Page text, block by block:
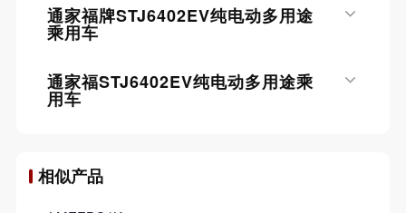
通家福牌STJ6402EV纯电动多用途
乘用车
通家福STJ6402EV纯电动多用途乘
用车
相似产品